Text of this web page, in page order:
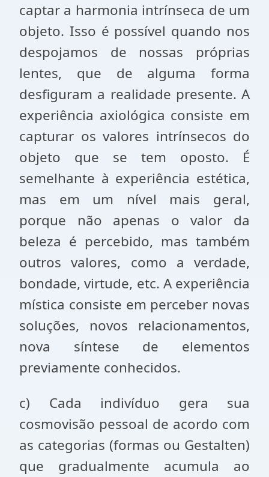
captar a harmonia intrínseca de um
objeto. Isso é possível quando nos
despojamos de nossas próprias
lentes, que de alguma forma
desfiguram a realidade presente. A
experiência axiológica consiste em
capturar os valores intrínsecos do
objeto que se tem oposto. É
semelhante à experiência estética,
mas em um nível mais geral,
porque não apenas o valor da
beleza é percebido, mas também
outros valores, como a verdade,
bondade, virtude, etc. A experiência
mística consiste em perceber novas
soluções, novos relacionamentos,
nova síntese de elementos
previamente conhecidos.
c) Cada indivíduo gera sua
cosmovisão pessoal de acordo com
as categorias (formas ou Gestalten)
que gradualmente acumula ao